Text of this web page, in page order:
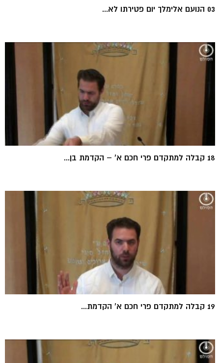
03 הנועם אלימלך יום פטירתו לא...
18 קבלה למתקדם פרי חכם א' – הקדמת בן...
19 קבלה למתקדם פרי חכם א' הקדמת...